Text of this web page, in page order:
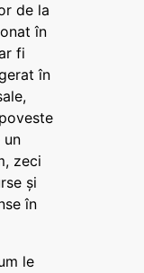
de la
în
fi
în
un
zeci
și
în
le